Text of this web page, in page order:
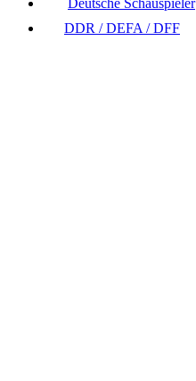
Deutsche Schauspieler
DDR / DEFA / DFF